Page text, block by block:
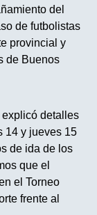
del
de futbolistas
provincial y
de Buenos
detalles
14 y jueves 15
de ida de los
que el
el Torneo
frente al